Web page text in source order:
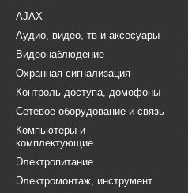
AJAX
Аудио, видео, тв и аксесуары
Видеонаблюдение
Охранная сигнализация
Контроль доступа, домофоны
Сетевое оборудование и связь
Компьютеры и
комплектующие
Электропитание
Электромонтаж, инструмент